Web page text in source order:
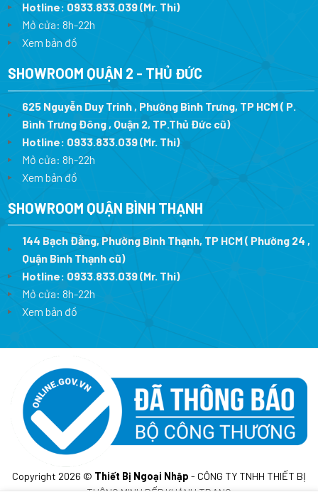
Hotline: 0933.833.039(Mr. Thi)
Mở cửa: 8h-22h
Xem bản đồ
SHOWROOM QUẬN 2 - THỦ ĐỨC
625 Nguyễn Duy Trinh , Phường Bình Trưng, TP HCM ( P.
Bình Trưng Đông , Quận 2, TP.Thủ Đức cũ)
Hotline: 0933.833.039(Mr. Thi)
Mở cửa: 8h-22h
Xem bản đồ
SHOWROOM QUẬN BÌNH THẠNH
144 Bạch Đằng, Phường Bình Thạnh, TP HCM ( Phường 24 ,
Quận Bình Thạnh cũ)
Hotline: 0933.833.039(Mr. Thi)
Mở cửa: 8h-22h
Xem bản đồ
Copyright 2026 © Thiết Bị Ngoại Nhập - CÔNG TY TNHH THIẾT BỊ